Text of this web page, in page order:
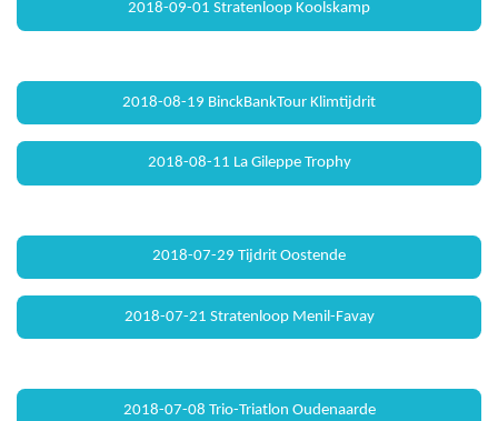
2018-09-01 Stratenloop Koolskamp
2018-08-19 BinckBankTour Klimtijdrit
2018-08-11 La Gileppe Trophy
2018-07-29 Tijdrit Oostende
2018-07-21 Stratenloop Menil-Favay
2018-07-08 Trio-Triatlon Oudenaarde